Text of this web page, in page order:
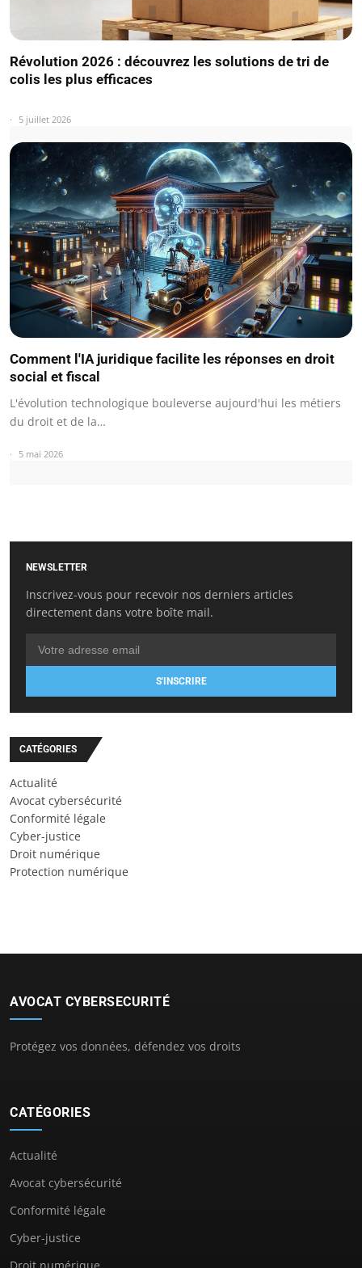
Révolution 2026 : découvrez les solutions de tri de
colis les plus efficaces
5 juillet 2026
Comment l'IA juridique facilite les réponses en droit
social et fiscal
L'évolution technologique bouleverse aujourd'hui les métiers
du droit et de la…
5 mai 2026
NEWSLETTER
Inscrivez-vous pour recevoir nos derniers articles
directement dans votre boîte mail.
S'INSCRIRE
CATÉGORIES
Actualité
Avocat cybersécurité
Conformité légale
Cyber-justice
Droit numérique
Protection numérique
AVOCAT CYBERSECURITÉ
Protégez vos données, défendez vos droits
CATÉGORIES
Actualité
Avocat cybersécurité
Conformité légale
Cyber-justice